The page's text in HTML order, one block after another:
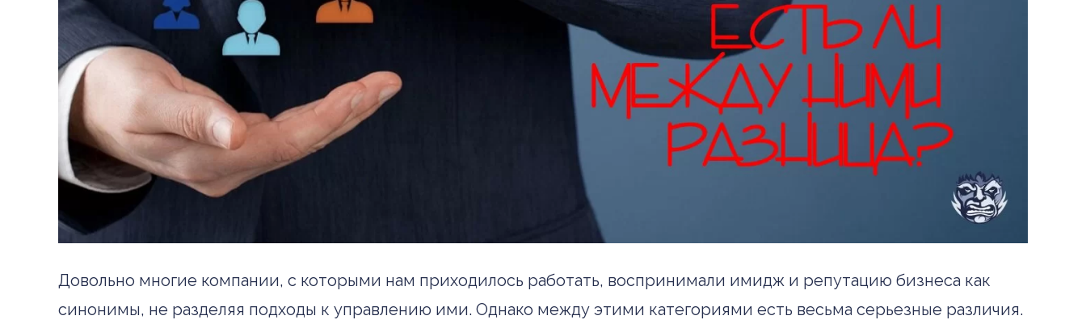
Довольно многие компании, с которыми нам приходилось работать, воспринимали имидж и репутацию бизнеса как
синонимы, не разделяя подходы к управлению ими. Однако между этими категориями есть весьма серьезные различия.